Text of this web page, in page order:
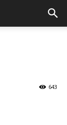
643